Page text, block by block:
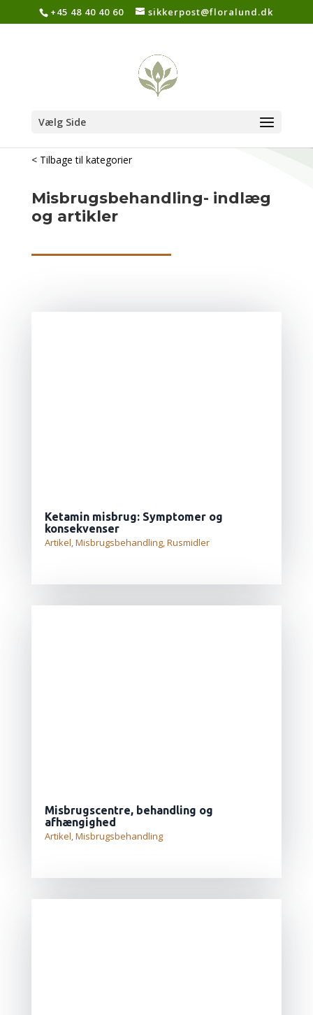
+45 48 40 40 60 sikkerpost@floralund.dk
Vælg Side
< Tilbage til kategorier
Misbrugsbehandling- indlæg
og artikler
Ketamin misbrug: Symptomer og
konsekvenser
Artikel,Misbrugsbehandling,Rusmidler
Misbrugscentre, behandling og
afhængighed
Artikel,Misbrugsbehandling